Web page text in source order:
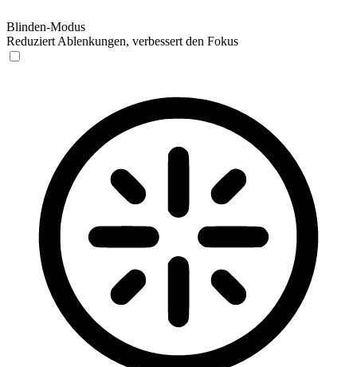
Blinden-Modus
Reduziert Ablenkungen, verbessert den Fokus